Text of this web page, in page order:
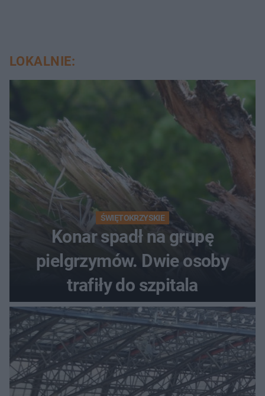
LOKALNIE:
ŚWIĘTOKRZYSKIE
Konar spadł na grupę
pielgrzymów. Dwie osoby
trafiły do szpitala